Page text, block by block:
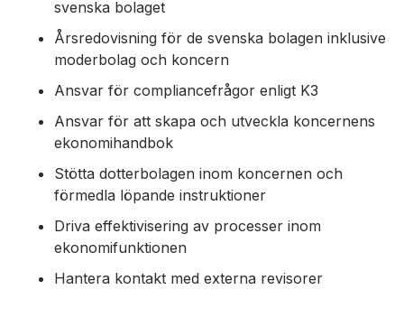
svenska bolaget
Årsredovisning för de svenska bolagen inklusive
moderbolag och koncern
Ansvar för compliancefrågor enligt K3
Ansvar för att skapa och utveckla koncernens
ekonomihandbok
Stötta dotterbolagen inom koncernen och
förmedla löpande instruktioner
Driva effektivisering av processer inom
ekonomifunktionen
Hantera kontakt med externa revisorer